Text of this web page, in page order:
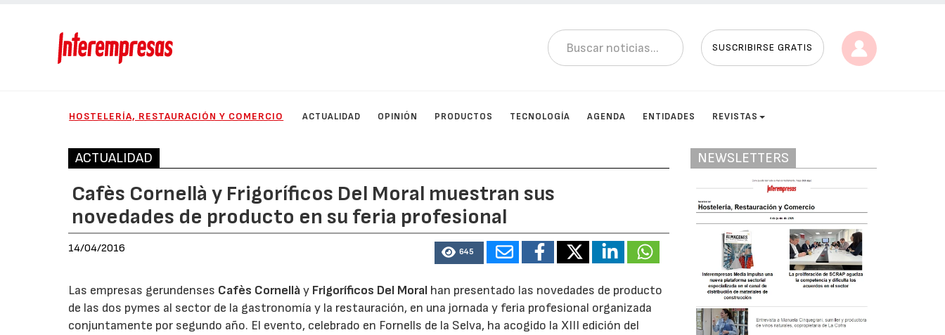
SUSCRIBIRSE GRATIS
HOSTELERÍA, RESTAURACIÓN Y COMERCIO ACTUALIDAD OPINIÓN PRODUCTOS TECNOLOGÍA AGENDA ENTIDADES REVISTAS
ACTUALIDAD
Cafès Cornellà y Frigoríficos Del Moral muestran sus
novedades de producto en su feria profesional
14/04/2016 645
Las empresas gerundenses Cafès Cornellày Frigoríficos Del Moral han presentado las novedades de producto
de las dos pymes al sector de la gastronomía y la restauración, en una jornada y feria profesional organizada
conjuntamente por segundo año. El evento, celebrado en Fornells de la Selva, ha acogido la XIII edición del
NEWSLETTERS